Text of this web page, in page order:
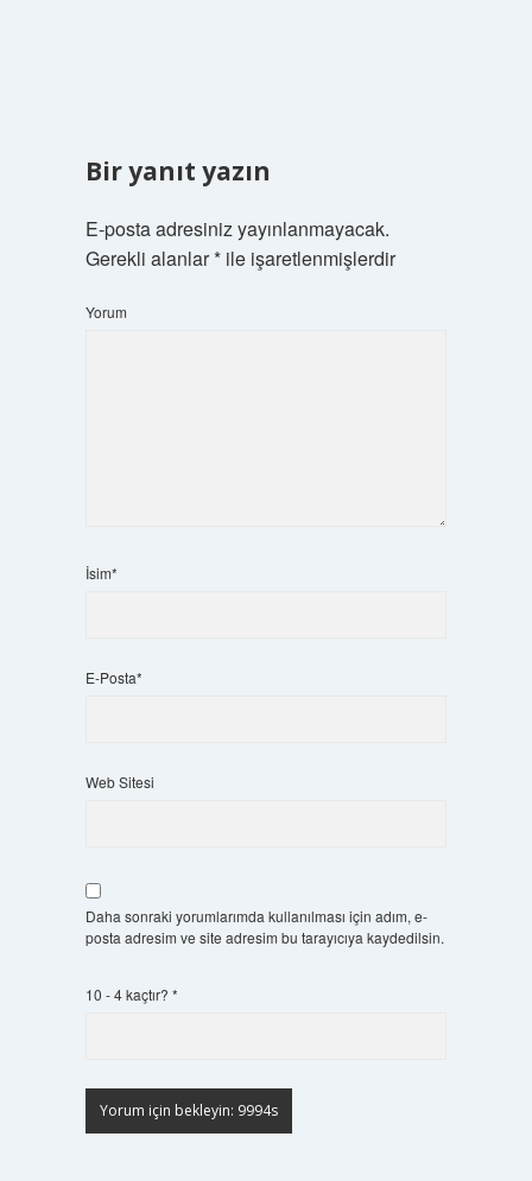
Bir yanıt yazın
E-posta adresiniz yayınlanmayacak.
Gerekli alanlar*ile işaretlenmişlerdir
Yorum
İsim*
E-Posta*
Web Sitesi
Daha sonraki yorumlarımda kullanılması için adım, e-
posta adresim ve site adresim bu tarayıcıya kaydedilsin.
10 - 4 kaçtır? *